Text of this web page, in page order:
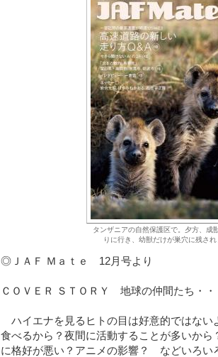
タンザニアの自然保護区で。夕方、成
りに行き、幼獣だけが巣穴に残さ
◎ＪＡＦ Ｍａｔｅ 12月号より
ＣＯＶＥＲ ＳＴＯＲＹ 地球の仲間たち・・
ハイエナを見るヒトの目は好意的ではない
食べるから？夜間に活動することが多いから
に格好が悪い？アニメの影響？ などいろい